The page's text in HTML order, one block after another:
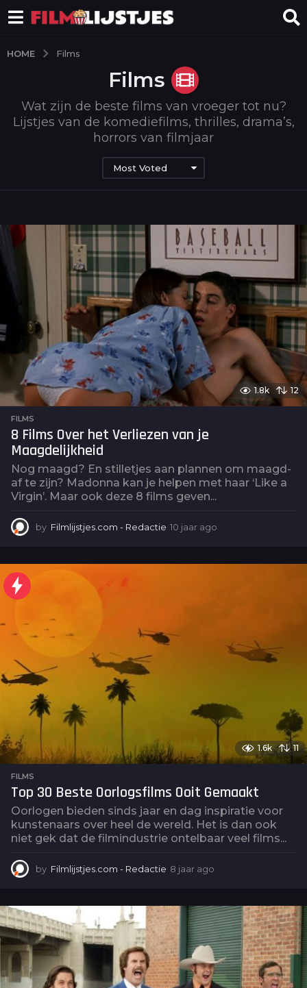
HOME Films
Films
Wat zijn de beste films van vroeger tot nu?
Lijstjes van de komediefilms, thrilles, drama’s,
horrors van filmjaar
Most Voted
1.8k 12
FILMS
8 Films Over het Verliezen van je
Maagdelijkheid
Nog maagd? En stilletjes aan plannen om maagd-
af te zijn? Madonna kan je helpen met haar ‘Like a
Virgin’. Maar ook deze 8 films geven...
by Filmlijstjes.com - Redactie 10 jaar ago
a
1.6k 11
FILMS
Top 30 Beste Oorlogsfilms Ooit Gemaakt
Oorlogen bieden sinds jaar en dag inspiratie voor
kunstenaars over heel de wereld. Het is dan ook
niet gek dat de filmindustrie ontelbaar veel films...
by Filmlijstjes.com - Redactie 8 jaar ago
a
r
a
g
o